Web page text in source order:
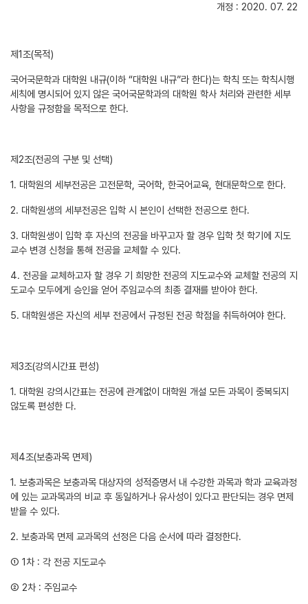
개정 : 2020. 07. 22
제1조(목적)
국어국문학과 대학원 내규(이하 “대학원 내규”라 한다)는 학칙 또는 학칙시행
세칙에 명시되어 있지 않은 국어국문학과의 대학원 학사 처리와 관련한 세부
사항을 규정함을 목적으로 한다.
제2조(전공의 구분 및 선택)
1. 대학원의 세부전공은 고전문학, 국어학, 한국어교육, 현대문학으로 한다.
2. 대학원생의 세부전공은 입학 시 본인이 선택한 전공으로 한다.
3. 대학원생이 입학 후 자신의 전공을 바꾸고자 할 경우 입학 첫 학기에 지도
교수 변경 신청을 통해 전공을 교체할 수 있다.
4. 전공을 교체하고자 할 경우 기 희망한 전공의 지도교수와 교체할 전공의 지
도교수 모두에게 승인을 얻어 주임교수의 최종 결재를 받아야 한다.
5. 대학원생은 자신의 세부 전공에서 규정된 전공 학점을 취득하여야 한다.
제3조(강의시간표 편성)
1. 대학원 강의시간표는 전공에 관계없이 대학원 개설 모든 과목이 중복되지
않도록 편성한 다.
제4조(보충과목 면제)
1. 보충과목은 보충과목 대상자의 성적증명서 내 수강한 과목과 학과 교육과정
에 있는 교과목과의 비교 후 동일하거나 유사성이 있다고 판단되는 경우 면제
받을 수 있다.
2. 보충과목 면제 교과목의 선정은 다음 순서에 따라 결정한다.
① 1차 : 각 전공 지도교수
② 2차 : 주임교수